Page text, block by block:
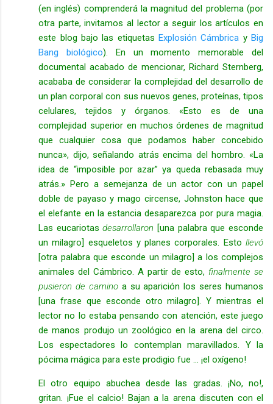
(en inglés) comprenderá la magnitud del problema (por
otra parte, invitamos al lector a seguir los artículos en
este blog bajo las etiquetas Explosión Cámbrica yBig
Bang biológico). En un momento memorable del
documental acabado de mencionar, Richard Sternberg,
acababa de considerar la complejidad del desarrollo de
un plan corporal con sus nuevos genes, proteínas, tipos
celulares, tejidos y órganos. «Esto es de una
complejidad superior en muchos órdenes de magnitud
que cualquier cosa que podamos haber concebido
nunca», dijo, señalando atrás encima del hombro. «La
idea de “imposible por azar” ya queda rebasada muy
atrás.» Pero a semejanza de un actor con un papel
doble de payaso y mago circense, Johnston hace que
el elefante en la estancia desaparezca por pura magia.
Las eucariotasdesarrollaron [una palabra que esconde
un milagro] esqueletos y planes corporales. Esto llevó
[otra palabra que esconde un milagro] a los complejos
animales del Cámbrico. A partir de esto, finalmente se
pusieron de caminoa su aparición los seres humanos
[una frase que esconde otro milagro]. Y mientras el
lector no lo estaba pensando con atención, este juego
de manos produjo un zoológico en la arena del circo.
Los espectadores lo contemplan maravillados. Y la
pócima mágica para este prodigio fue ... ¡el oxígeno!
El otro equipo abuchea desde las gradas. ¡No, no!,
gritan. ¡Fue el calcio! Bajan a la arena discuten con el